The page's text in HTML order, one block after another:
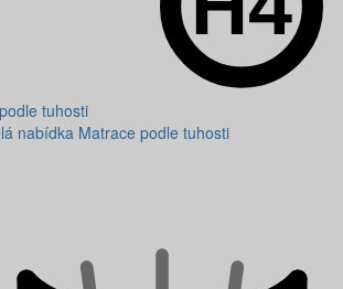
tuhosti
nabídka Matrace podle tuhosti